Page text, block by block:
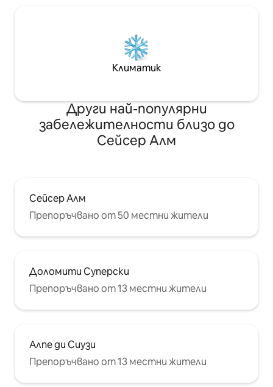
Климатик
Други най-популярни
забележителности близо до
Сейсер Алм
Сейсер Алм
Препоръчвано от 50 местни жители
Доломити Суперски
Препоръчвано от 13 местни жители
Алпе ди Сиузи
Препоръчвано от 13 местни жители